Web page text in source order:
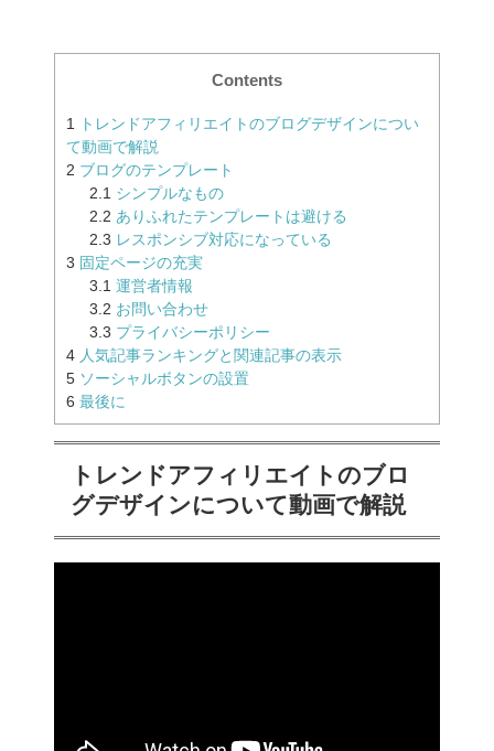
Contents
1
トレンドアフィリエイトのブログデザインについ
て動画で解説
2 ブログのテンプレート
2.1 シンプルなもの
2.2 ありふれたテンプレートは避ける
2.3 レスポンシブ対応になっている
3 固定ページの充実
3.1 運営者情報
3.2 お問い合わせ
3.3 プライバシーポリシー
4 人気記事ランキングと関連記事の表示
5 ソーシャルボタンの設置
6 最後に
トレンドアフィリエイトのブロ
グデザインについて動画で解説